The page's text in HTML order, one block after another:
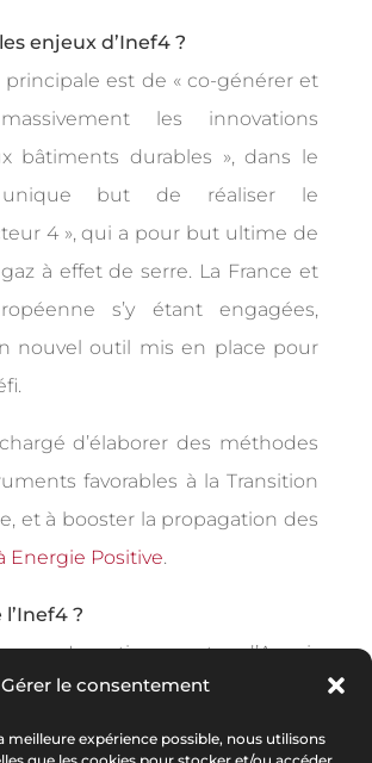
Gérer le consentement
meilleure expérience possible, nous utilisons
enjeux d’Inef4 ?
principale est de « co-générer et
les innovations
bâtiments durables », dans le
but de réaliser le
4 », qui a pour but ultime de
à effet de serre. La France et
s’y étant engagées,
nouvel outil mis en place pour
d’élaborer des méthodes
favorables à la Transition
et à booster la propagation des
Energie Positive.
?
Investissements d’Avenir
le gouvernement), la région
le secteur privé ont levé des